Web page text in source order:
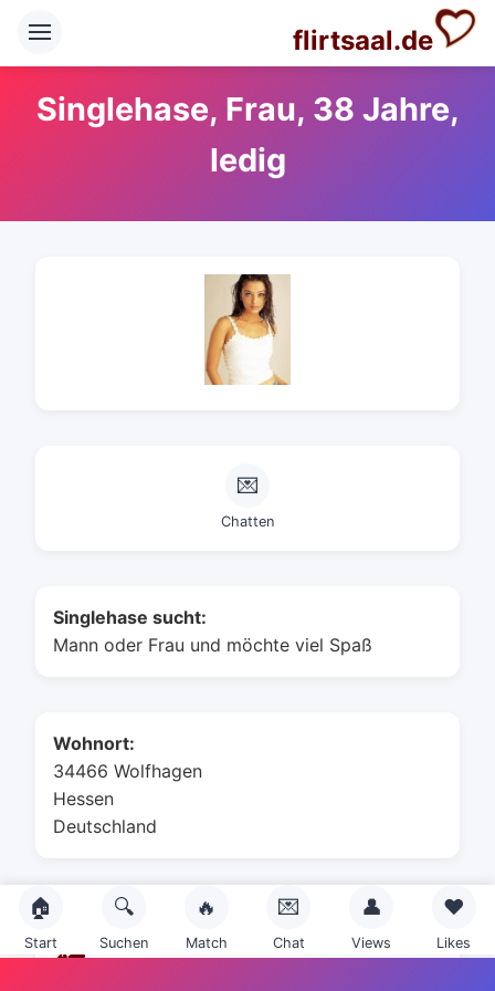
flirtsaal.de
Singlehase, Frau, 38 Jahre,
ledig
💌
Chatten
Singlehase sucht:
Mann oder Frau und möchte viel Spaß
Wohnort:
34466 Wolfhagen
Hessen
Deutschland
🏠
Start
🔍
Suchen
🔥
Match
💌
Chat
👤
Views
❤️
Likes